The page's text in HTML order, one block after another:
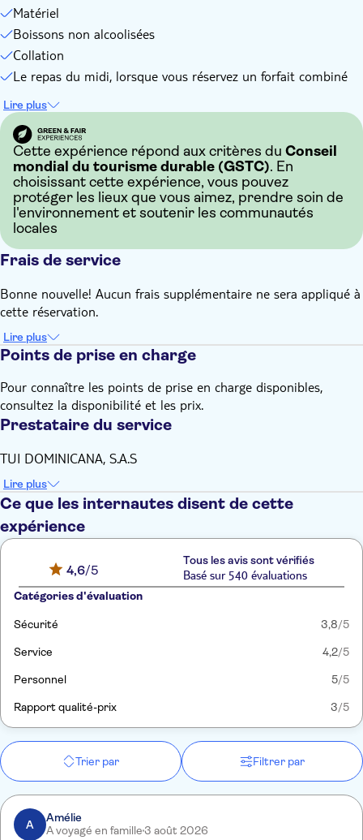
Matériel
Boissons non alcoolisées
Collation
Le repas du midi, lorsque vous réservez un forfait combiné
Lire plus
Cette expérience répond aux critères du Conseil
mondial du tourisme durable (GSTC). En
choisissant cette expérience, vous pouvez
protéger les lieux que vous aimez, prendre soin de
l'environnement et soutenir les communautés
locales
Frais de service
Bonne nouvelle! Aucun frais supplémentaire ne sera appliqué à
cette réservation.
Lire plus
Points de prise en charge
Pour connaître les points de prise en charge disponibles,
consultez la disponibilité et les prix.
Prestataire du service
TUI DOMINICANA, S.A.S
Lire plus
Ce que les internautes disent de cette
expérience
4,6/5
Tous les avis sont vérifiés
Basé sur 540 évaluations
Catégories d'évaluation
Sécurité 3,8/5
Service 4,2/5
Personnel 5/5
Rapport qualité-prix 3/5
Trier par Filtrer par
A
Amélie
A voyagé en famille3 août 2026